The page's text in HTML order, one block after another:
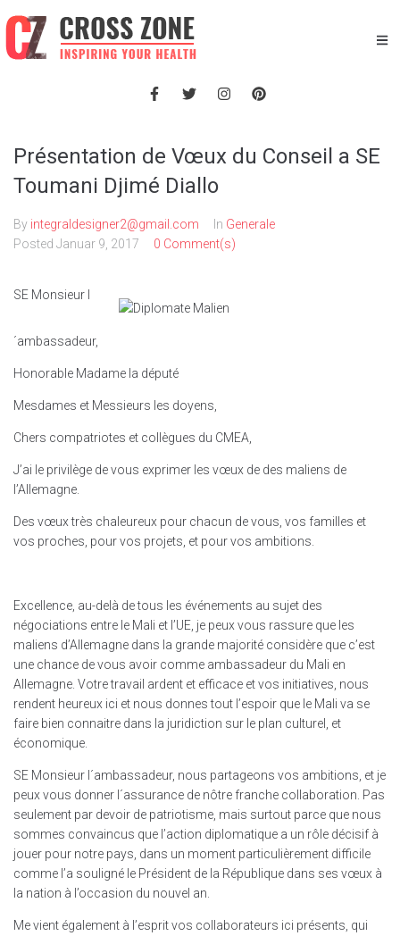
Présentation de Vœux du Conseil a SE
Toumani Djimé Diallo
By integraldesigner2@gmail.com In Generale
Posted Januar 9, 2017 0 Comment(s)
SE Monsieur l
´ambassadeur,
Honorable Madame la député
Mesdames et Messieurs les doyens,
Chers compatriotes et collègues du CMEA,
J’ai le privilège de vous exprimer les vœux de des maliens de
l’Allemagne.
Des vœux très chaleureux pour chacun de vous, vos familles et
vos proches, pour vos projets, et pour vos ambitions.
Excellence, au-delà de tous les événements au sujet des
négociations entre le Mali et l’UE, je peux vous rassure que les
maliens d’Allemagne dans la grande majorité considère que c’est
une chance de vous avoir comme ambassadeur du Mali en
Allemagne. Votre travail ardent et efficace et vos initiatives, nous
rendent heureux ici et nous donnes tout l’espoir que le Mali va se
faire bien connaitre dans la juridiction sur le plan culturel, et
économique.
SE Monsieur l´ambassadeur, nous partageons vos ambitions, et je
peux vous donner l´assurance de nôtre franche collaboration. Pas
seulement par devoir de patriotisme, mais surtout parce que nous
sommes convaincus que l’action diplomatique a un rôle décisif à
jouer pour notre pays, dans un moment particulièrement difficile
comme l’a souligné le Président de la République dans ses vœux à
la nation à l’occasion du nouvel an.
Me vient également à l’esprit vos collaborateurs ici présents, qui